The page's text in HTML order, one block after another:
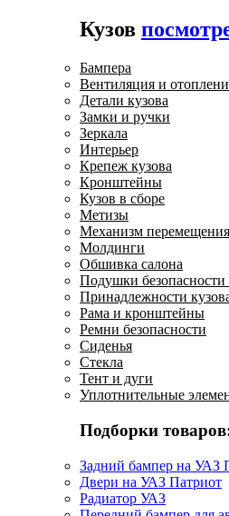
Кузов
Бампера
Вентиляция и
Детали кузова
Замки и ручки
Зеркала
Интерьер
Крепеж кузова
Кронштейны
Кузов в сборе
Метизы
Механизм перемещения
Молдинги
Обшивка салона
Подушки
Принадлежности
Рама и кронштейны
Ремни безопасности
Сиденья
Стекла
Тент и дуги
Уплотнительные
Подборки
Задний бампер на УАЗ
Двери на УАЗ Патриот
Радиатор УАЗ